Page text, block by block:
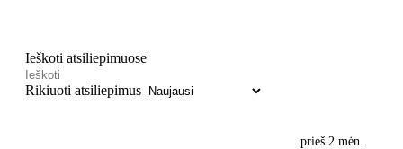
Ieškoti atsiliepimuose
Rikiuoti atsiliepimus
prieš 2 mėn.